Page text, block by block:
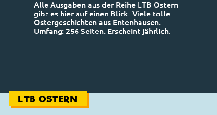
Alle Ausgaben aus der Reihe LTB Ostern
gibt es hier auf einen Blick. Viele tolle
Ostergeschichten aus Entenhausen.
Umfang: 256 Seiten. Erscheint jährlich.
LTB OSTERN